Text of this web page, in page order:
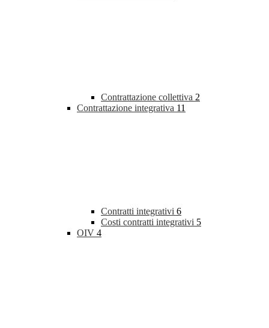
Contrattazione collettiva 2
Contrattazione integrativa 11
Contratti integrativi 6
Costi contratti integrativi 5
OIV 4